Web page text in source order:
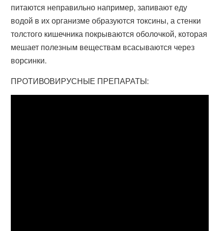
питаются неправильно например, запивают еду
водой в их организме образуются токсины, а стенки
толстого кишечника покрываются оболочкой, которая
мешает полезным веществам всасываются через
ворсинки.
ПРОТИВОВИРУСНЫЕ ПРЕПАРАТЫ: